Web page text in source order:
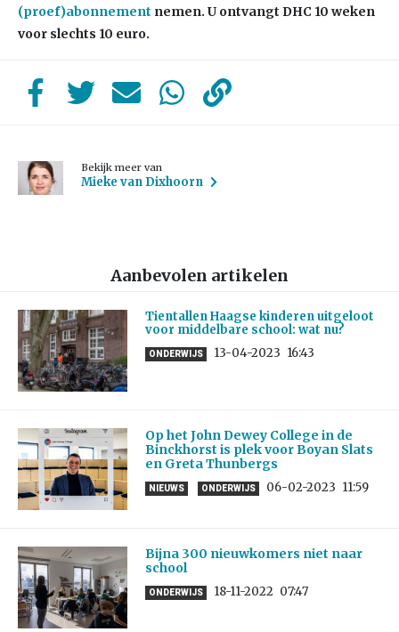
(proef)abonnement nemen. U ontvangt DHC 10 weken
voor slechts 10 euro.
Bekijk meer van
Mieke van Dixhoorn
Aanbevolen artikelen
Tientallen Haagse kinderen uitgeloot
voor middelbare school: wat nu?
ONDERWIJS 13-04-2023 16:43
Op het John Dewey College in de
Binckhorst is plek voor Boyan Slats
en Greta Thunbergs
NIEUWS ONDERWIJS 06-02-2023 11:59
Bijna 300 nieuwkomers niet naar
school
ONDERWIJS 18-11-2022 07:47